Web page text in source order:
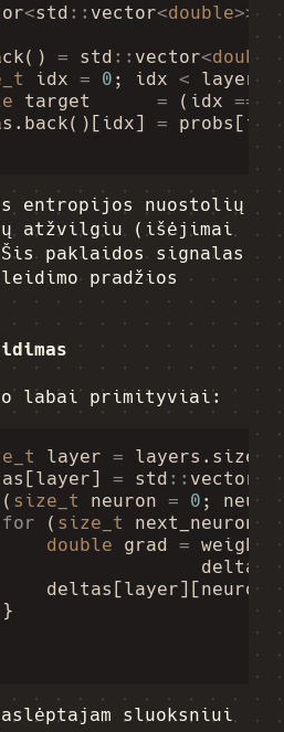
<std :: vector<double>>
() = std :: vector<double
idx = 0 ; idx < layers
target = ( idx ==
. back()[ idx] = probs [ idx
entropijos nuostolių
atžvilgiu (išėjimai
paklaidos signalas
pradžios
labai primityviai:
layer = layers . size ()
[ layer] = std :: vector <
( size_t neuron = 0 ;
for
( size_t next_neuron
double
grad = weights
deltas
deltas [ layer][ neuron
}
sluoksniui